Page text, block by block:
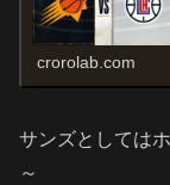
crorolab.com
サンズとしては
～